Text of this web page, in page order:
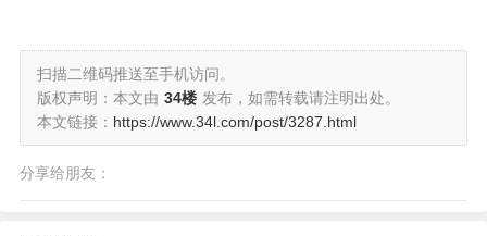
扫描二维码推送至手机访问。
版权声明：本文由 34楼 发布，如需转载请注明出处。
本文链接： https://www.34l.com/post/3287.html
分享给朋友：